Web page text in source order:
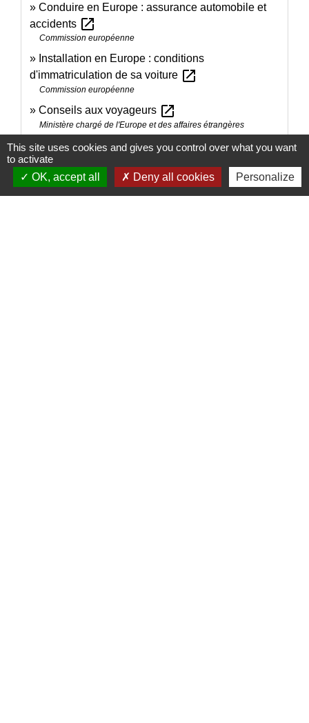
Conduire en Europe : assurance automobile et
accidents open_in_new
Commission européenne
Installation en Europe : conditions
d'immatriculation de sa voiture open_in_new
Commission européenne
Conseils aux voyageurs open_in_new
Ministère chargé de l'Europe et des affaires étrangères
Le Brexit, où en est-on ?open_in_new
Première ministre
This site uses cookies and gives you control over what you want
to activate
OK, accept all
Deny all cookies Personalize